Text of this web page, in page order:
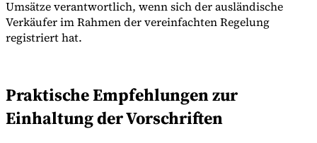
Umsätze verantwortlich, wenn sich der ausländische
Verkäufer im Rahmen der vereinfachten Regelung
registriert hat.
Praktische Empfehlungen zur
Einhaltung der Vorschriften